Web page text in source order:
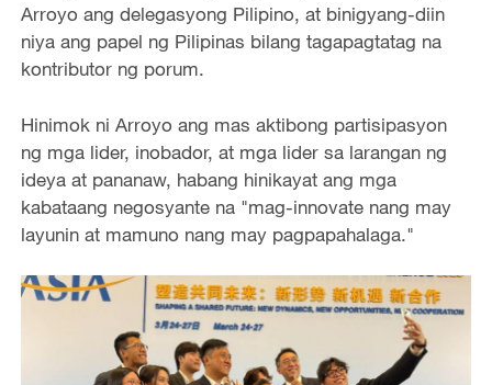
Arroyo ang delegasyong Pilipino, at binigyang-diin
niya ang papel ng Pilipinas bilang tagapagtatag na
kontributor ng porum.
Hinimok ni Arroyo ang mas aktibong partisipasyon
ng mga lider, inobador, at mga lider sa larangan ng
ideya at pananaw, habang hinikayat ang mga
kabataang negosyante na "mag-innovate nang may
layunin at mamuno nang may pagpapahalaga."